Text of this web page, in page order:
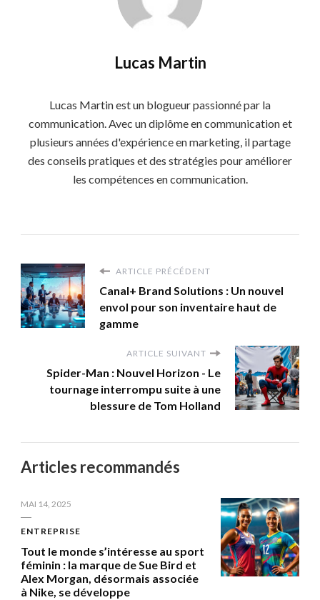
Lucas Martin
Lucas Martin est un blogueur passionné par la
communication. Avec un diplôme en communication et
plusieurs années d'expérience en marketing, il partage
des conseils pratiques et des stratégies pour améliorer
les compétences en communication.
ARTICLE PRÉCÉDENT
Canal+ Brand Solutions : Un nouvel
envol pour son inventaire haut de
gamme
ARTICLE SUIVANT
Spider-Man : Nouvel Horizon - Le
tournage interrompu suite à une
blessure de Tom Holland
Articles recommandés
MAI 14, 2025
ENTREPRISE
Tout le monde s’intéresse au sport
féminin : la marque de Sue Bird et
Alex Morgan, désormais associée
à Nike, se développe